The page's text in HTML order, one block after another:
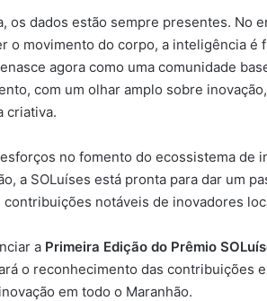
os dados estão sempre presentes. No
o movimento do corpo, a inteligência é
agora como uma comunidade
com um olhar amplo sobre
criativa.
no fomento do ecossistema de
a SOLuíses está pronta para dar um
notáveis de inovadores
a Primeira Edição do Prêmio
o reconhecimento das contribuições
em todo o Maranhão.